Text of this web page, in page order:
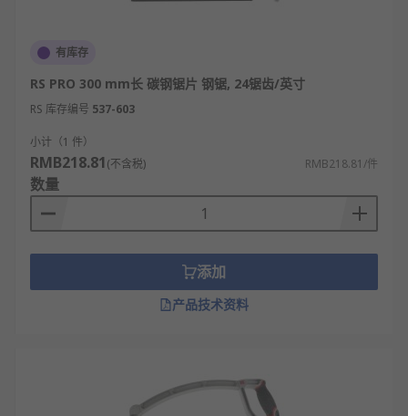
有库存
RS PRO 300 mm长 碳钢锯片 钢锯, 24锯齿/英寸
RS 库存编号 537-603
小计（1 件）
RMB218.81(不含税) RMB218.81/件
数量
添加
产品技术资料